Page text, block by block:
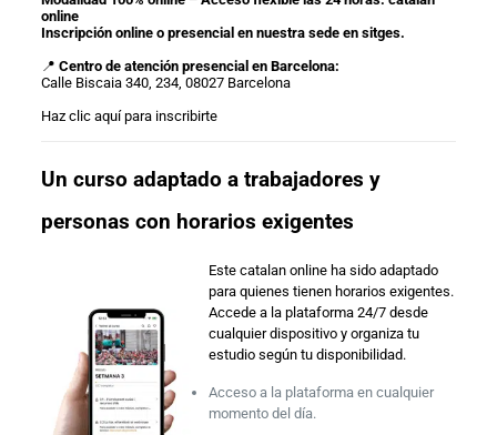
online
Inscripción online o presencial en nuestra sede en sitges.
📍 Centro de atención presencial en Barcelona:
Calle Biscaia 340, 234, 08027 Barcelona
Haz clic aquí para inscribirte
Un curso adaptado a trabajadores y
personas con horarios exigentes
Este catalan online ha sido adaptado
para quienes tienen horarios exigentes.
Accede a la plataforma 24/7 desde
cualquier dispositivo y organiza tu
estudio según tu disponibilidad.
Acceso a la plataforma en cualquier
momento del día.